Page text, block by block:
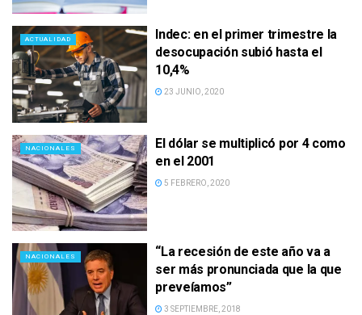
ACTUALIDAD
Indec: en el primer trimestre la
desocupación subió hasta el
10,4%
23 JUNIO, 2020
NACIONALES
El dólar se multiplicó por 4 como
en el 2001
5 FEBRERO, 2020
NACIONALES
“La recesión de este año va a
ser más pronunciada que la que
preveíamos”
3 SEPTIEMBRE, 2018